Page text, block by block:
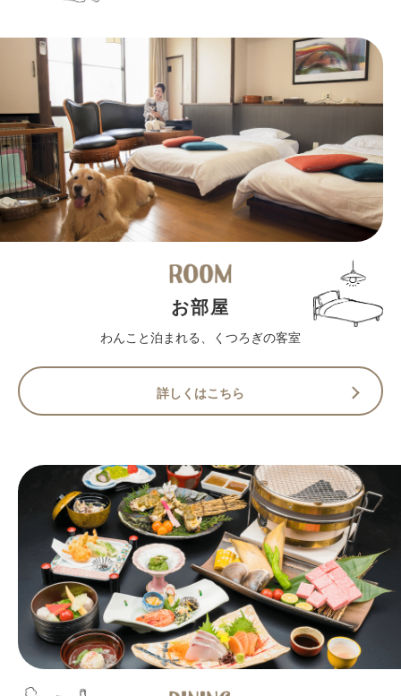
お部屋
わんこと泊まれる、くつろぎの客室​
詳しくはこちら